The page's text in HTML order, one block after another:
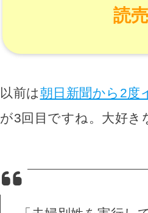
読
以前は朝日新聞から2度
が3回目ですね。大好き